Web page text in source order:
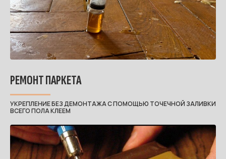
РЕМОНТ ПАРКЕТА
УКРЕПЛЕНИЕ БЕЗ ДЕМОНТАЖА С ПОМОЩЬЮ ТОЧЕЧНОЙ ЗАЛИВКИ
ВСЕГО ПОЛА КЛЕЕМ